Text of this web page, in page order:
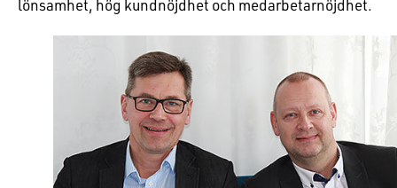
lönsamhet, hög kundnöjdhet och medarbetarnöjdhet.